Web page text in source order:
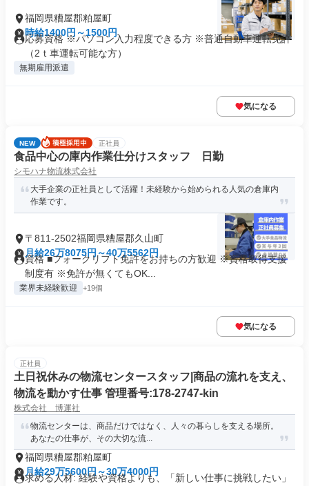
福岡県糟屋郡粕屋町
時給1400円～1500円
応募資格 ※パソコン入力程度できる方 ※普通自動車運転免許
（2ｔ車運転可能な方）
無期雇用派遣
気になる
NEW 正社員
食品中心の庫内作業仕分けスタッフ 日勤
シモハナ物流株式会社
大手企業の正社員として活躍！未経験から始められる人気の倉庫内
作業です。
〒811-2502福岡県糟屋郡久山町
月給26万8075円～40万5562円
資格 ■フォークリフト免許をお持ちの方歓迎 ※資格取得支援
制度有 ※免許が無くてもOK...
業界未経験歓迎 +19個
気になる
正社員
土日祝休みの物流センタースタッフ|商品の流れを支え、
物流を動かす仕事 管理番号:178-2747-kin
株式会社 博運社
物流センターは、商品だけではなく、人々の暮らしを支える場所。
あなたの仕事が、その大切な流...
福岡県糟屋郡粕屋町
月給29万5600円～30万4000円
求める人材: 経験や資格よりも、「新しい仕事に挑戦したい」